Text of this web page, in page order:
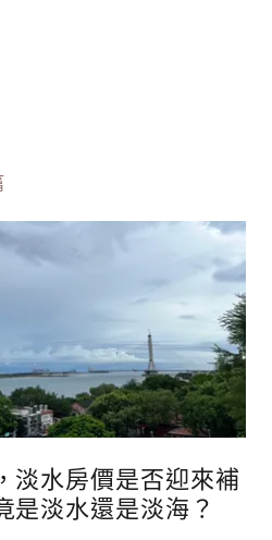
淡水房價是否迎來補
是淡水還是淡海？